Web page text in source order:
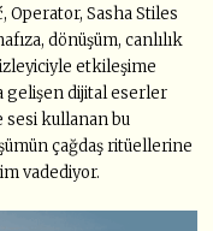
Operator, Sasha Stiles
dönüşüm, canlılık
etkileşime
gelişen dijital eserler
sesi kullanan bu
çağdaş ritüellerine
vadediyor.